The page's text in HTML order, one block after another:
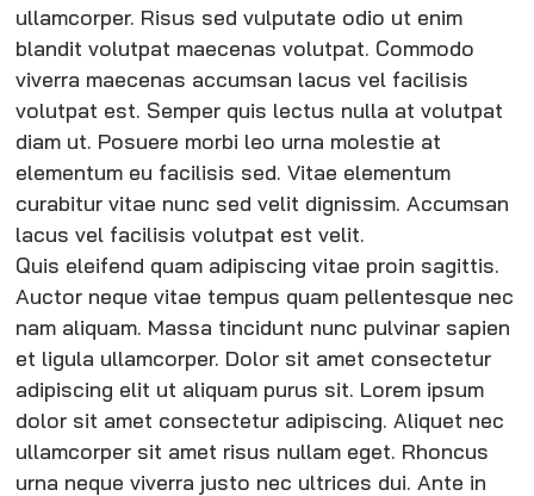
ullamcorper. Risus sed vulputate odio ut enim
blandit volutpat maecenas volutpat. Commodo
viverra maecenas accumsan lacus vel facilisis
volutpat est. Semper quis lectus nulla at volutpat
diam ut. Posuere morbi leo urna molestie at
elementum eu facilisis sed. Vitae elementum
curabitur vitae nunc sed velit dignissim. Accumsan
lacus vel facilisis volutpat est velit.
Quis eleifend quam adipiscing vitae proin sagittis.
Auctor neque vitae tempus quam pellentesque nec
nam aliquam. Massa tincidunt nunc pulvinar sapien
et ligula ullamcorper. Dolor sit amet consectetur
adipiscing elit ut aliquam purus sit. Lorem ipsum
dolor sit amet consectetur adipiscing. Aliquet nec
ullamcorper sit amet risus nullam eget. Rhoncus
urna neque viverra justo nec ultrices dui. Ante in